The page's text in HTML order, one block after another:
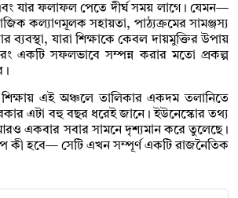
যার ফলাফল পেতে দীর্ঘ সময় লাগে। যেমন—
কল্যাণমূলক সহায়তা, পাঠ্যক্রমের সামঞ্জস্য
যারা শিক্ষাকে কেবল দায়মুক্তির উপায়
একটি সফলভাবে সম্পন্ন করার মতো প্রকল্প
এই অঞ্চলে তালিকার একদম তলানিতে
এটা বহু বছর ধরেই জানে। ইউনেস্কোর তথ্য
একবার সবার সামনে দৃশ্যমান করে তুলেছে।
কী হবে— সেটি এখন সম্পূর্ণ একটি রাজনৈতিক